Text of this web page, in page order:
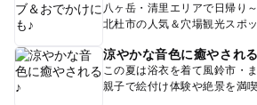
八ヶ岳・清里エリアで日帰り
北杜市の人気＆穴場観光スポ
涼やかな音色に癒やされ
この夏は浴衣を着て風鈴市・
親子で絵付け体験や絶景を満